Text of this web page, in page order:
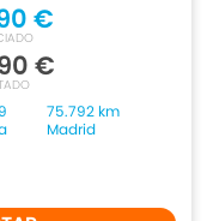
€
€
75.792 km
Madrid